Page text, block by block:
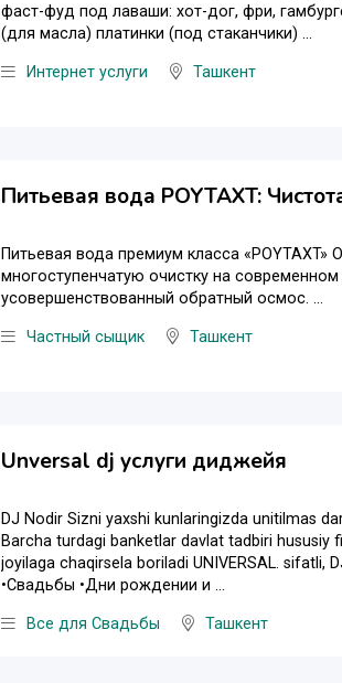
фаст-фуд под лаваши: хот-дог, фри,
(для масла) платинки (под стаканчики) ...
Интернет услуги Ташкент
Питьевая вода POYTAXT:
Питьевая вода премиум класса
многоступенчатую очистку на
усовершенствованный обратный осмос. ...
Частный сыщик Ташкент
Unversal dj услуги диджейя
DJ Nodir Sizni yaxshi kunlaringizda unitilmas
Barcha turdagi banketlar davlat tadbiri
joyilaga chaqirsela boriladi UNIVERSAL.
•Свадьбы •Дни рождении и ...
Все для Свадьбы Ташкент